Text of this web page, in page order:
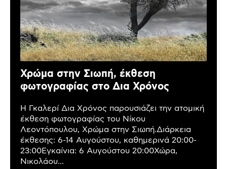
Χρώμα στην Σιωπή, έκθεση
φωτογραφίας στο Δια Χρόνος
Η Γκαλερί Δια Χρόνος παρουσιάζει την ατομική
έκθεση φωτογραφίας του Νίκου
Λεοντόπουλου, Χρώμα στην Σιωπή.Διάρκεια
έκθεσης: 6-14 Αυγούστου, καθημερινά 20:00-
23:00Εγκαίνια: 6 Αυγούστου 20:00Χώρα,
Νικολάου...